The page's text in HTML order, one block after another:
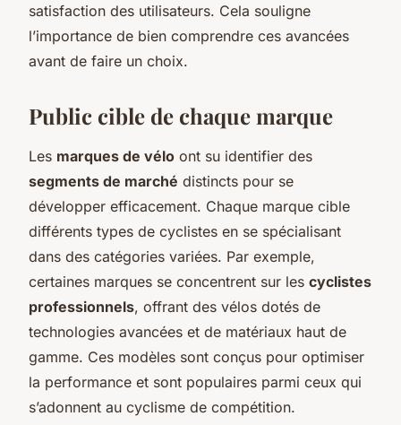
satisfaction des utilisateurs. Cela souligne
l’importance de bien comprendre ces avancées
avant de faire un choix.
Public cible de chaque marque
Les marques de vélo ont su identifier des
segments de marché distincts pour se
développer efficacement. Chaque marque cible
différents types de cyclistes en se spécialisant
dans des catégories variées. Par exemple,
certaines marques se concentrent sur les cyclistes
professionnels, offrant des vélos dotés de
technologies avancées et de matériaux haut de
gamme. Ces modèles sont conçus pour optimiser
la performance et sont populaires parmi ceux qui
s’adonnent au cyclisme de compétition.